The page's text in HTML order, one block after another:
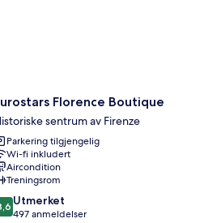
Florence Boutique
sentrum av Firenze
Parkering tilgjengelig
Wi-fi inkludert
Aircondition
Treningsrom
Utmerket
497 anmeldelser